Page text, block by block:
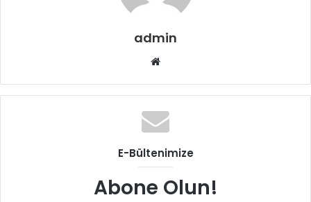
admin
Web
E-Bültenimize
Abone Olun!